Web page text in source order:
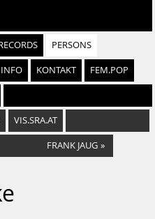
PERSONS
INFO KONTAKT FEM.POP
VIS.SRA.AT
FRANK JAUG »